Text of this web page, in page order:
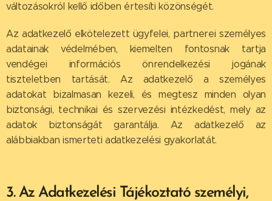
változásokról kellő időben értesíti közönségét.
Az adatkezelő elkötelezett ügyfelei, partnerei személyes
adatainak védelmében, kiemelten fontosnak tartja
vendégei információs önrendelkezési jogának
tiszteletben tartását. Az adatkezelő a személyes
adatokat bizalmasan kezeli, és megtesz minden olyan
biztonsági, technikai és szervezési intézkedést, mely az
adatok biztonságát garantálja. Az adatkezelő az
alábbiakban ismerteti adatkezelési gyakorlatát.
3. Az Adatkezelési Tájékoztató személyi,